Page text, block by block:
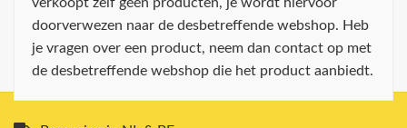
doorverwezen naar de desbetreffende webshop. Heb
je vragen over een product, neem dan contact op met
de desbetreffende webshop die het product aanbiedt.